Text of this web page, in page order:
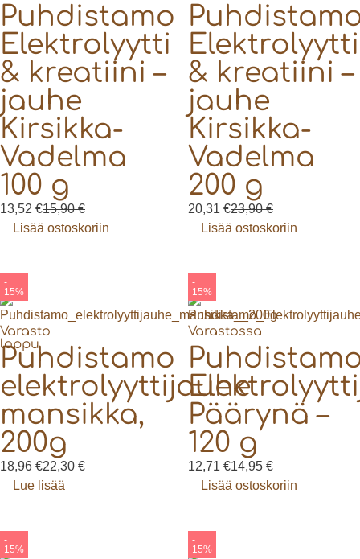
Puhdistamo
Elektrolyytti
& kreatiini –
jauhe
Kirsikka-
Vadelma
100 g
15,90€
13,52 €
Lisää ostoskoriin
Elektrolyytti
& kreatiini –
jauhe
Kirsikka-
Vadelma
200 g
23,90€
20,31 €
Lisää ostoskoriin
-
15%
Varasto
loppu
Puhdistamo
elektrolyyttijauhe
mansikka,
200g
22,30€
18,96 €
Lue lisää
-
15%
Varastossa
Päärynä –
120 g
14,95€
12,71 €
Lisää ostoskoriin
-
15%
-
15%